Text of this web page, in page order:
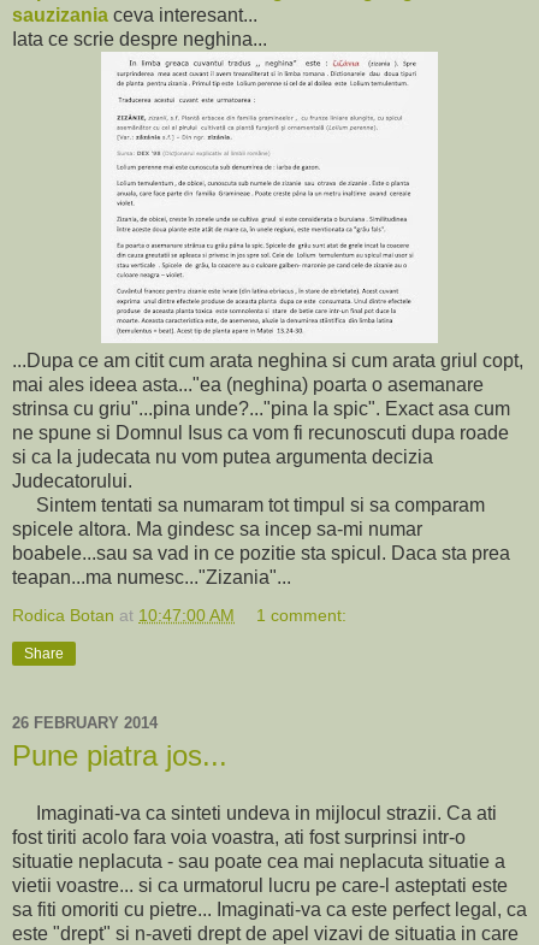
sauzizania ceva interesant...
Iata ce scrie despre neghina...
...Dupa ce am citit cum arata neghina si cum arata griul copt,
mai ales ideea asta..."ea (neghina) poarta o asemanare
strinsa cu griu"...pina unde?..."pina la spic". Exact asa cum
ne spune si Domnul Isus ca vom fi recunoscuti dupa roade
si ca la judecata nu vom putea argumenta decizia
Judecatorului.
Sintem tentati sa numaram tot timpul si sa comparam
spicele altora. Ma gindesc sa incep sa-mi numar
boabele...sau sa vad in ce pozitie sta spicul. Daca sta prea
teapan...ma numesc..."Zizania"...
Rodica Botan at 10:47:00 AM 1 comment:
Share
26 FEBRUARY 2014
Pune piatra jos...
Imaginati-va ca sinteti undeva in mijlocul strazii. Ca ati
fost tiriti acolo fara voia voastra, ati fost surprinsi intr-o
situatie neplacuta - sau poate cea mai neplacuta situatie a
vietii voastre... si ca urmatorul lucru pe care-l asteptati este
sa fiti omoriti cu pietre... Imaginati-va ca este perfect legal, ca
este "drept" si n-aveti drept de apel vizavi de situatia in care